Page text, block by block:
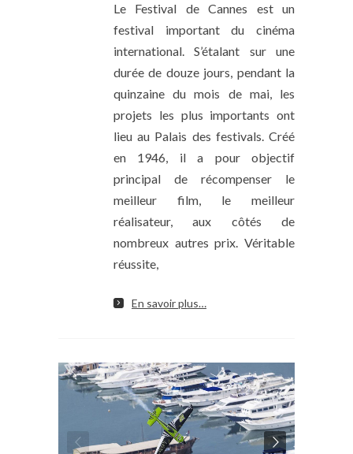
Le Festival de Cannes est un
festival important du cinéma
international. S’étalant sur une
durée de douze jours, pendant la
quinzaine du mois de mai, les
projets les plus importants ont
lieu au Palais des festivals. Créé
en 1946, il a pour objectif
principal de récompenser le
meilleur film, le meilleur
réalisateur, aux côtés de
nombreux autres prix. Véritable
réussite,
En savoir plus…